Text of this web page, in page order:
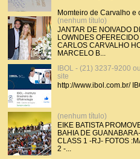
Noite de
Momteiro de Carvalho e
(nenhum título)
JANTAR DE NOIVADO
LOWNDES
CARLOS CARVALHO
MARCELO B...
IBOL - (21) 3237-9200
site
http://www.ibol.com.br/
(nenhum título)
EIKE BATISTA
BAHIA DE
CLASS 1 -RJ- FOTOS
2 -...